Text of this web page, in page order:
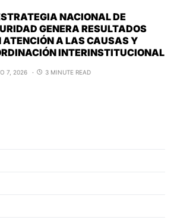
NACIONAL DE
GENERA RESULTADOS
ATENCIÓN A LAS CAUSAS Y
INTERINSTITUCIONAL
7, 2026 3 MINUTE READ